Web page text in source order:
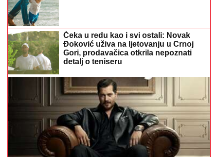
Čeka u redu kao i svi ostali: Novak
Đoković uživa na ljetovanju u Crnoj
Gori, prodavačica otkrila nepoznati
detalj o teniseru